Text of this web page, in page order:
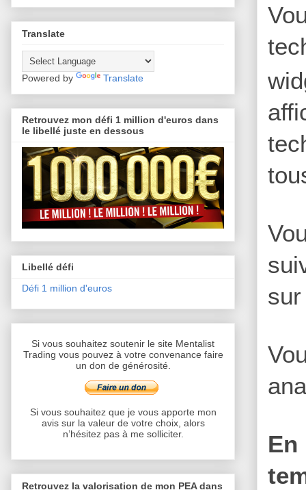
Translate
Powered by Translate
Retrouvez mon défi 1 million d'euros dans
le libellé juste en dessous
Libellé défi
Défi 1 million d'euros
Si vous souhaitez soutenir le site Mentalist
Trading vous pouvez à votre convenance faire
un don de générosité.
Si vous souhaitez que je vous apporte mon
avis sur la valeur de votre choix, alors
n’hésitez pas à me solliciter.
Retrouvez la valorisation de mon PEA dans